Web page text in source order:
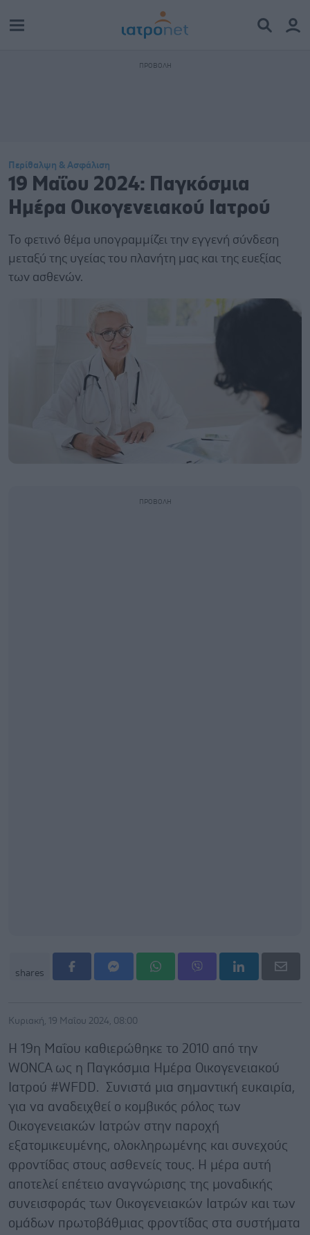
Περίθαλψη & Ασφάλιση
19 Μαΐου 2024: Παγκόσμια
Ημέρα Οικογενειακού Ιατρού
Το φετινό θέμα υπογραμμίζει την εγγενή σύνδεση
μεταξύ της υγείας του πλανήτη μας και της ευεξίας
των ασθενών.
shares
Κυριακή, 19 Μαΐου 2024, 08:00
Η 19η Μαΐου καθιερώθηκε το 2010 από την
WONCA ως η Παγκόσμια Ημέρα Οικογενειακού
Ιατρού #WFDD. Συνιστά μια σημαντική ευκαιρία,
για να αναδειχθεί ο κομβικός ρόλος των
Οικογενειακών Ιατρών στην παροχή
εξατομικευμένης, ολοκληρωμένης και συνεχούς
φροντίδας στους ασθενείς τους. Η μέρα αυτή
αποτελεί επέτειο αναγνώρισης της μοναδικής
συνεισφοράς των Οικογενειακών Ιατρών και των
ομάδων πρωτοβάθμιας φροντίδας στα συστήματα